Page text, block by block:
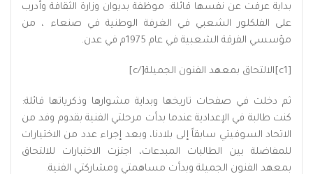
بداية عرفت عن نفسها قائلة: موظفة بديوان وزارة الثقافة وأدرب
على الفلكلور الشعبي في الغرفة الوطنية في صنعاء ، من
مؤسسي الفرقة الشعبية في عام 1975م في عدن.
[c1]الالتحاق بمعهد الفنون الجميلة[/c]
ثم دخلت في صفحات تاريخها وبداية مشوارها وذكرياتها قائلة:
كنت طالبة في الإعدادية عندما بدأت مرحلتي الفنية بقدوم وفد من
الاتحاد السوفيتي سابقاً إلى بلادنا، وبعد إجراء عدد من الاختيارات
للمفاضلة بين الطالبات المبدعات، اجتزت الاختبارات للالتحاق
بمعهد الفنون الجميلة وبدأت مساهمتي ومشاركتي الفنية.